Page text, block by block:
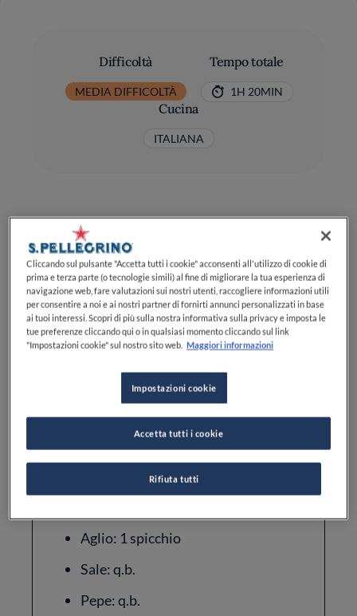
Difficoltà
MEDIA DIFFICOLTÀ
Tempo totale
1H 20MIN
Cucina
ITALIANA
Ingredienti
Coniglio: 400 g, già disossato
Carne macinata di vitello: 400 g
Pancetta tesa: 250 g
Pinoli: 40 g
Aglio: 1 spicchio
Sale: q.b.
Pepe: q.b.
Cliccando sul pulsante "Accetta tutti i cookie" acconsenti all'utilizzo di cookie di
prima e terza parte (o tecnologie simili) al fine di migliorare la tua esperienza di
navigazione web, fare valutazioni sui nostri utenti, raccogliere informazioni utili
per consentire a noi e ai nostri partner di fornirti annunci personalizzati in base
ai tuoi interessi. Scopri di più sulla nostra informativa sulla privacy e imposta le
tue preferenze cliccando qui o in qualsiasi momento cliccando sul link
"Impostazioni cookie" sul nostro sito web. Maggiori informazioni
Impostazioni cookie
Rifiuta tutti
Accetta tutti i cookie